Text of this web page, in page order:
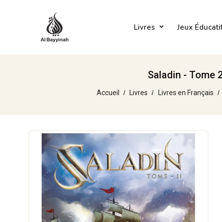
Livres Jeux
Saladin - Tome
Accueil Livres Livres en Français